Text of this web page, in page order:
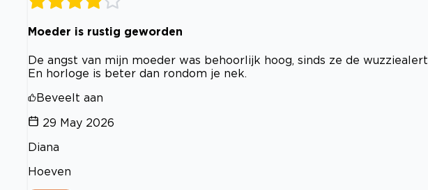
Moeder is rustig geworden
De angst van mijn moeder was behoorlijk hoog, sinds ze de
En horloge is beter dan rondom je nek.
Beveelt aan
29 May 2026
Diana
Hoeven